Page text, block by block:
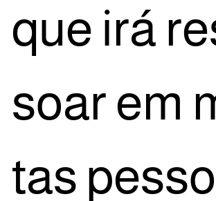
que irá
so­ar em
tas